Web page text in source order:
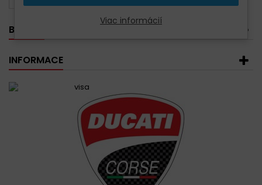
BANNER
INFORMACE
Viac informácií